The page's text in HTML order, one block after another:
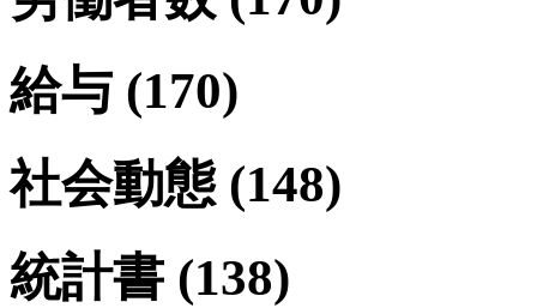
給与 (170)
社会動態 (148)
統計書 (138)